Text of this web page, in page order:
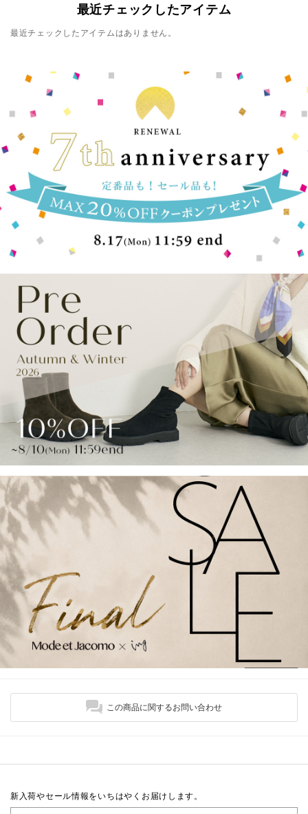
最近チェックしたアイテム
最近チェックしたアイテムはありません。
この商品に関するお問い合わせ
新入荷やセール情報をいちはやくお届けします。